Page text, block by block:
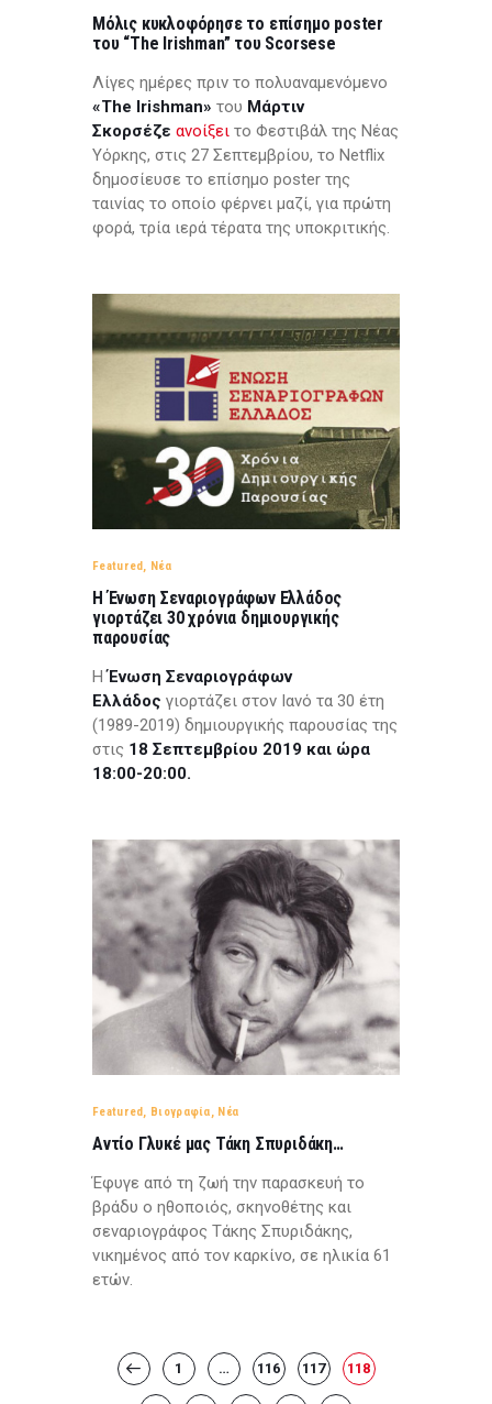
Μόλις κυκλοφόρησε το επίσημο poster
του “The Irishman” του Scorsese
Λίγες ημέρες πριν το πολυαναμενόμενο
«The Irishman» του Μάρτιν
Σκορσέζε ανοίξει το Φεστιβάλ της Νέας
Υόρκης, στις 27 Σεπτεμβρίου, το Netflix
δημοσίευσε το επίσημο poster της
ταινίας το οποίο φέρνει μαζί, για πρώτη
φορά, τρία ιερά τέρατα της υποκριτικής.
Featured, Νέα
Η Ένωση Σεναριογράφων Ελλάδος
γιορτάζει 30 χρόνια δημιουργικής
παρουσίας
ΗΈνωση Σεναριογράφων
Ελλάδος γιορτάζει στον Ιανό τα 30 έτη
(1989-2019) δημιουργικής παρουσίας της
στις 18 Σεπτεμβρίου 2019 και ώρα
18:00-20:00.
Featured, Βιογραφία, Νέα
Αντίο Γλυκέ μας Τάκη Σπυριδάκη…
Έφυγε από τη ζωή την παρασκευή το
βράδυ ο ηθοποιός, σκηνοθέτης και
σεναριογράφος Τάκης Σπυριδάκης,
νικημένος από τον καρκίνο, σε ηλικία 61
ετών.
Posts
pagination
<
PAGE
1 … PAGE
116 PAGE
117 PAGE
118